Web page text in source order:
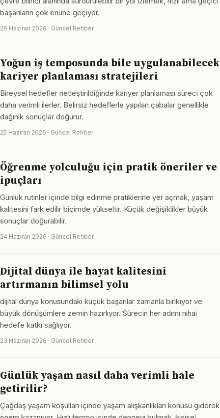
başarıların çok önüne geçiyor.
26 Haziran 2026 · Güncel Rehber
Yoğun iş temposunda bile uygulanabilecek
kariyer planlaması stratejileri
Bireysel hedefler netleştirildiğinde kariyer planlaması süreci çok
daha verimli ilerler. Belirsiz hedeflerle yapılan çabalar genellikle
dağınık sonuçlar doğurur.
25 Haziran 2026 · Güncel Rehber
Öğrenme yolculuğu için pratik öneriler ve
ipuçları
Günlük rutinler içinde bilgi edinme pratiklerine yer açmak, yaşam
kalitesini fark edilir biçimde yükseltir. Küçük değişiklikler büyük
sonuçlar doğurabilir.
24 Haziran 2026 · Güncel Rehber
Dijital dünya ile hayat kalitesini
artırmanın bilimsel yolu
dijital dünya konusundaki küçük başarılar zamanla birikiyor ve
büyük dönüşümlere zemin hazırlıyor. Sürecin her adımı nihai
hedefe katkı sağlıyor.
23 Haziran 2026 · Güncel Rehber
Günlük yaşam nasıl daha verimli hale
getirilir?
Çağdaş yaşam koşulları içinde yaşam alışkanlıkları konusu giderek